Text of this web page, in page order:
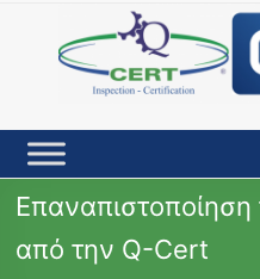
content
από την Q-Cert